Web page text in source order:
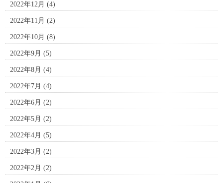
2022年12月 (4)
2022年11月 (2)
2022年10月 (8)
2022年9月 (5)
2022年8月 (4)
2022年7月 (4)
2022年6月 (2)
2022年5月 (2)
2022年4月 (5)
2022年3月 (2)
2022年2月 (2)